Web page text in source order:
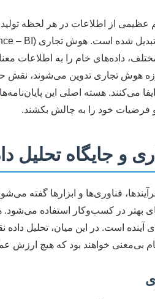
از اطلاعات در هر لحظه
داده‌های خام را به اطلاعات
هوش تجاری تدوین می‌شوند، نقش
می‌کنند. هسته اصلی این
فرضیات خود را به چالش بکشند.
و جایگاه تحلیل
فناوری‌ها و ابزارها گفته
آینده است. در این میان، تحلیل
بی‌معنی خواهند بود که هیچ ارزش